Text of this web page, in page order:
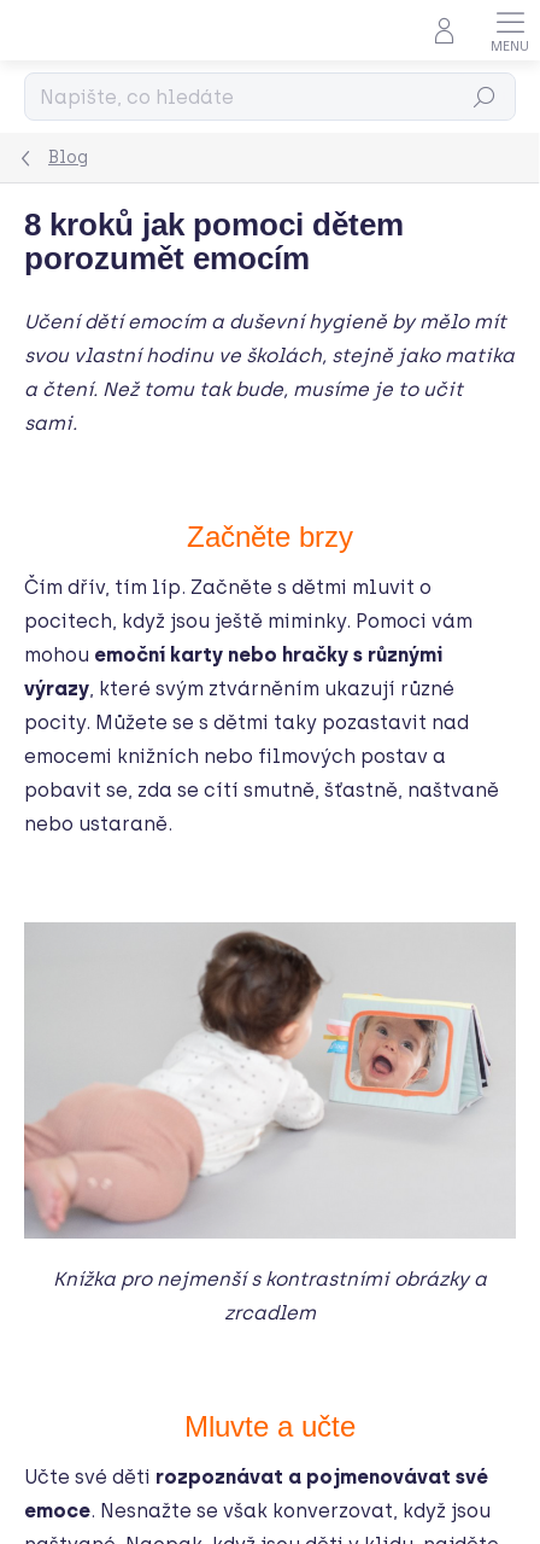
Hledat
Blog
8 kroků jak pomoci dětem
porozumět emocím
Učení dětí emocím a duševní hygieně by mělo mít
svou vlastní hodinu ve školách, stejně jako matika
a čtení. Než tomu tak bude, musíme je to učit
sami.
Začněte brzy
Čím dřív, tím líp. Začněte s dětmi mluvit o
pocitech, když jsou ještě miminky. Pomoci vám
mohou emoční karty nebo hračky s různými
výrazy, které svým ztvárněním ukazují různé
pocity. Můžete se s dětmi taky pozastavit nad
emocemi knižních nebo filmových postav a
pobavit se, zda se cítí smutně, šťastně, naštvaně
nebo ustaraně.
Knížka pro nejmenší s kontrastními obrázky a
zrcadlem
Mluvte a učte
Učte své děti rozpoznávat a pojmenovávat své
emoce. Nesnažte se však konverzovat, když jsou